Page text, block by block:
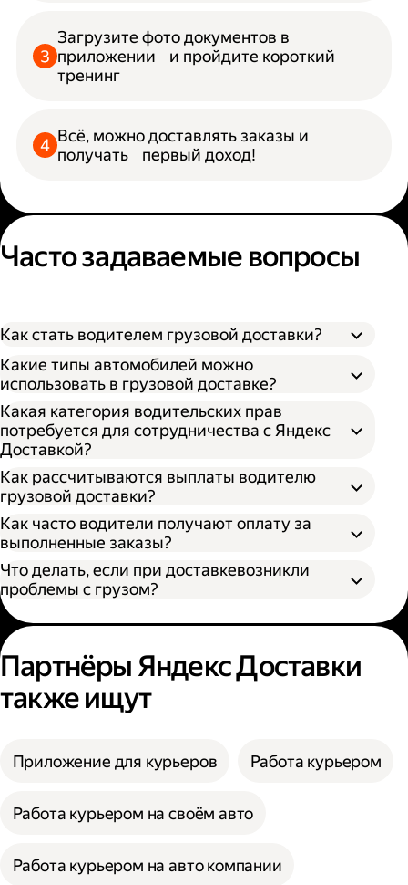
Загрузите фото документов в
приложении и пройдите короткий
тренинг
Всё, можно доставлять заказы и
получать первый доход!
Часто задаваемые вопросы
Как стать водителем грузовой доставки?
Какие типы автомобилей можно
использовать в грузовой доставке?
S — от 170 × 100 × 90 см
M — от 260 × 130 × 150 см
L — от 380 × 180 × 180 см
XL — от 400 × 190 × 200 см
Какая категория водительских прав
потребуется для сотрудничества с Яндекс
Доставкой?
Как рассчитываются выплаты водителю
грузовой доставки?
Как часто водители получают оплату за
выполненные заказы?
Что делать, если при доставкевозникли
проблемы с грузом?
Партнёры Яндекс Доставки
также ищут
Приложение для курьеров Работа курьером
Работа курьером на своём авто
Работа курьером на авто компании